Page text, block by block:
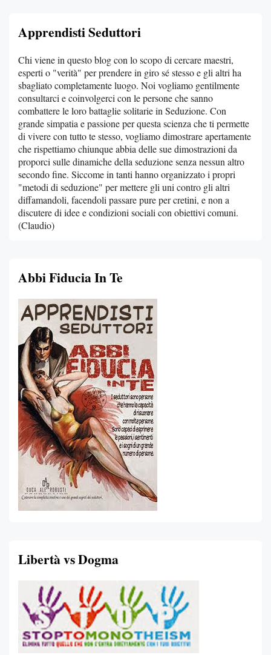
Apprendisti Seduttori
Chi viene in questo blog con lo scopo di cercare maestri,
esperti o "verità" per prendere in giro sé stesso e gli altri ha
sbagliato completamente luogo. Noi vogliamo gentilmente
consultarci e coinvolgerci con le persone che sanno
combattere le loro battaglie solitarie in Seduzione. Con
grande simpatia e passione per questa scienza che ti permette
di vivere con tutto te stesso, vogliamo dimostrare apertamente
che rispettiamo chiunque abbia delle sue dimostrazioni da
proporci sulle dinamiche della seduzione senza nessun altro
secondo fine. Siccome in tanti hanno organizzato i propri
"metodi di seduzione" per mettere gli uni contro gli altri
diffamandoli, facendoli passare pure per cretini, e non a
discutere di idee e condizioni sociali con obiettivi comuni.
(Claudio)
Abbi Fiducia In Te
Libertà vs Dogma